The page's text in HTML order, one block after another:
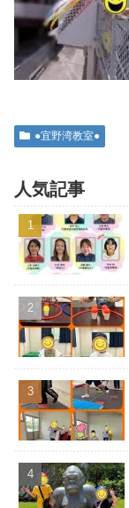
●宜野湾教室●
人気記事